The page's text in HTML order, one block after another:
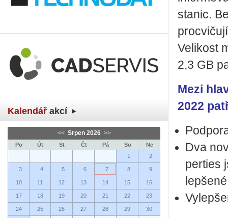
Kalendář akcí
<< Srpen 2026 >>
Po Út St Čt Pá So
Ne
1
2
3 4 5 6 7 8 9
10 11 12 13 14 15 16
17 18 19 20 21 22 23
24 25 26 27 28 29 30
sta­nic.
Ve­li­kost
2,3 GB
Mezi
2022
Dva
per­ties